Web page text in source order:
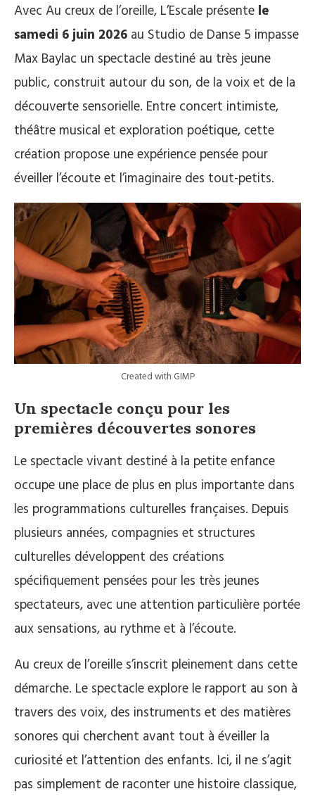
Avec Au creux de l’oreille, L’Escale présente le
samedi 6 juin 2026 au Studio de Danse 5 impasse
Max Baylac un spectacle destiné au très jeune
public, construit autour du son, de la voix et de la
découverte sensorielle. Entre concert intimiste,
théâtre musical et exploration poétique, cette
création propose une expérience pensée pour
éveiller l’écoute et l’imaginaire des tout-petits.
Created with GIMP
Un spectacle conçu pour les
premières découvertes sonores
Le spectacle vivant destiné à la petite enfance
occupe une place de plus en plus importante dans
les programmations culturelles françaises. Depuis
plusieurs années, compagnies et structures
culturelles développent des créations
spécifiquement pensées pour les très jeunes
spectateurs, avec une attention particulière portée
aux sensations, au rythme et à l’écoute.
Au creux de l’oreille s’inscrit pleinement dans cette
démarche. Le spectacle explore le rapport au son à
travers des voix, des instruments et des matières
sonores qui cherchent avant tout à éveiller la
curiosité et l’attention des enfants. Ici, il ne s’agit
pas simplement de raconter une histoire classique,